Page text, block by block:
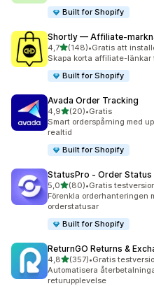
Built for Shopify
Shortly —
4,7av 5 stjärnor
(148)
148 recensioner totalt
•Gratis att
Skapa korta affiliate-
Built for Shopify
Avada Order Tracking
4,9av 5 stjärnor
(20)
20 recensioner totalt
•Gratis
Smart orderspårning med
realtid
Built for Shopify
StatusPro ‑ Order Status
5,0av 5 stjärnor
(80)
80 recensioner totalt
•Gratis
Förenkla orderhanteringen
orderstatusar
Built for Shopify
ReturnGO Returns &
4,8av 5 stjärnor
(357)
357 recensioner totalt
•Gratis
Automatisera
returupplevelse